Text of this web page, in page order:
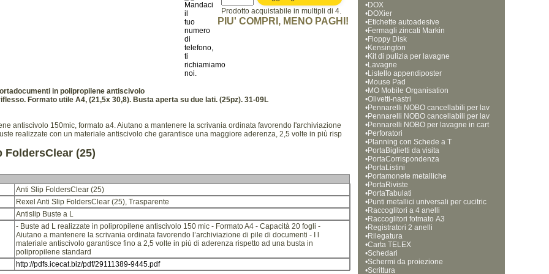
Prodotto acquistabile in multipli di 4.
PIU' COMPRI, MENO PAGHI!
in polipropilene antiscivolo
Formato utile A4, (21,5x 30,8). Busta aperta su due lati. (25pz). 31-09L
antiscivolo 150mic, formato a4. Aiutano a mantenere la scrivania ordinata favorendo l'archiviazione
realizzate con un materiale antiscivolo che garantisce una maggiore aderenza, 2,5 volte in più risp
FoldersClear (25)
Anti Slip FoldersClear (25)
Rexel Anti Slip FoldersClear (25), Trasparente
Antislip Buste a L
- Buste ad L realizzate in polipropilene antiscivolo 150 mic - Formato A4 - Capacità 20 fogli -
Aiutano a mantenere la scrivania ordinata favorendo l’archiviazione di pile di documenti - I l
materiale antiscivolo garantisce fino a 2,5 volte in più di aderenza rispetto ad una busta in
polipropilene standard
http://pdfs.icecat.biz/pdf/29111389-9445.pdf
•DOX
•DOXier
•Etichette autoadesive
•Fermagli zincati Markin
•Floppy Disk
•Kensington
•Kit di pulizia per lavagne
•Lavagne
•Listello appendiposter
•Mouse Pad
•MO Mobile Organisation
•Olivetti-nastri
•Pennarelli NOBO cancellabili per lav
agne bianche, punta tonda da 1 mm
•Pennarelli NOBO cancellabili per lav
agne bianche, punta tonda da 3 mm
•Pennarelli NOBO per lavagne in cart
a, punta a scalpello
•Perforatori
•Planning con Schede a T
•PortaBiglietti da visita
•PortaCorrispondenza
•PortaListini
•Portamonete metalliche
•PortaRiviste
•PortaTabulati
•Punti metallici universali per cucitric
e
•Raccoglitori a 4 anelli
•Raccoglitori fotmato A3
•Registratori 2 anelli
•Rilegatura
•Carta TELEX
•Schedari
•Schermi da proiezione
•Scrittura